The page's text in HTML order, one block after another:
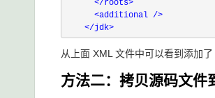
</roots>
<additional />
</
从上面 XML 文件中可以看到添加了
方法二：拷贝源码文件